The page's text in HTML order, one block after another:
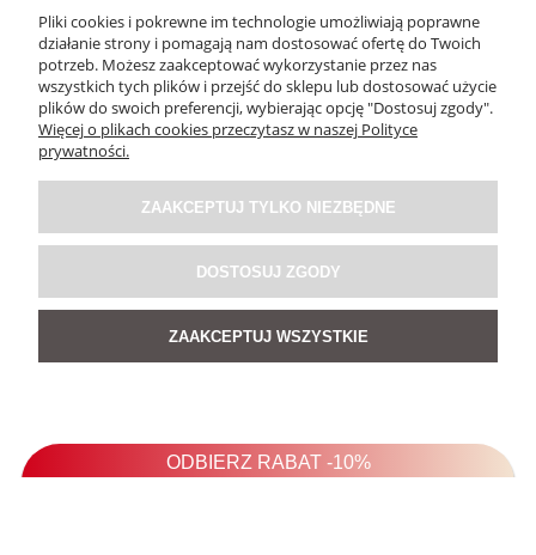
OBSŁUGA KLIENTA
Pliki cookies i pokrewne im technologie umożliwiają poprawne
działanie strony i pomagają nam dostosować ofertę do Twoich
potrzeb. Możesz zaakceptować wykorzystanie przez nas
wszystkich tych plików i przejść do sklepu lub dostosować użycie
plików do swoich preferencji, wybierając opcję "Dostosuj zgody".
Więcej o plikach cookies przeczytasz w naszej Polityce
prywatności.
ZAAKCEPTUJ TYLKO NIEZBĘDNE
DOSTOSUJ ZGODY
ZAAKCEPTUJ WSZYSTKIE